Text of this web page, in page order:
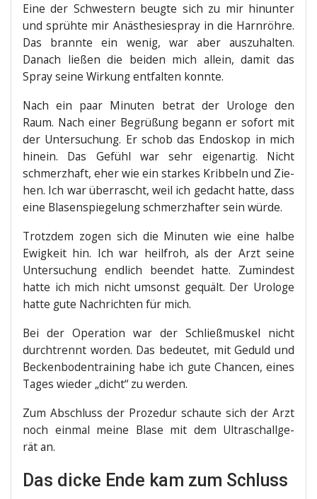
Eine der Schwes­tern beug­te sich zu mir hin­un­ter
und sprüh­te mir Anäs­the­sie­spray in die Harn­röh­re.
Das brann­te ein wenig, war aber aus­zu­hal­ten.
Danach lie­ßen die bei­den mich allein, damit das
Spray sei­ne Wir­kung ent­fal­ten konnte.
Nach ein paar Minu­ten betrat der Uro­lo­ge den
Raum. Nach einer Begrü­ßung begann er sofort mit
der Unter­su­chung. Er schob das Endo­skop in mich
hin­ein. Das Gefühl war sehr eigen­ar­tig. Nicht
schmerz­haft, eher wie ein star­kes Krib­beln und Zie­
hen. Ich war über­rascht, weil ich gedacht hat­te, dass
eine Bla­sen­spie­ge­lung schmerz­haf­ter sein würde.
Trotz­dem zogen sich die Minu­ten wie eine hal­be
Ewig­keit hin. Ich war heil­froh, als der Arzt sei­ne
Unter­su­chung end­lich been­det hat­te. Zumin­dest
hat­te ich mich nicht umsonst gequält. Der Uro­lo­ge
hat­te gute Nach­rich­ten für mich.
Bei der Ope­ra­ti­on war der Schließ­mus­kel nicht
durch­trennt wor­den. Das bedeu­tet, mit Geduld und
Becken­bo­den­trai­ning habe ich gute Chan­cen, eines
Tages wie­der „dicht“ zu werden.
Zum Abschluss der Pro­ze­dur schau­te sich der Arzt
noch ein­mal mei­ne Bla­se mit dem Ultra­schall­ge­
rät an.
Das dicke Ende kam zum Schluss